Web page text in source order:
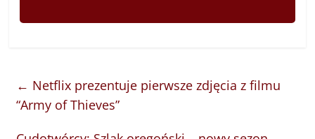
← Netflix prezentuje pierwsze zdjęcia z filmu
“Army of Thieves”